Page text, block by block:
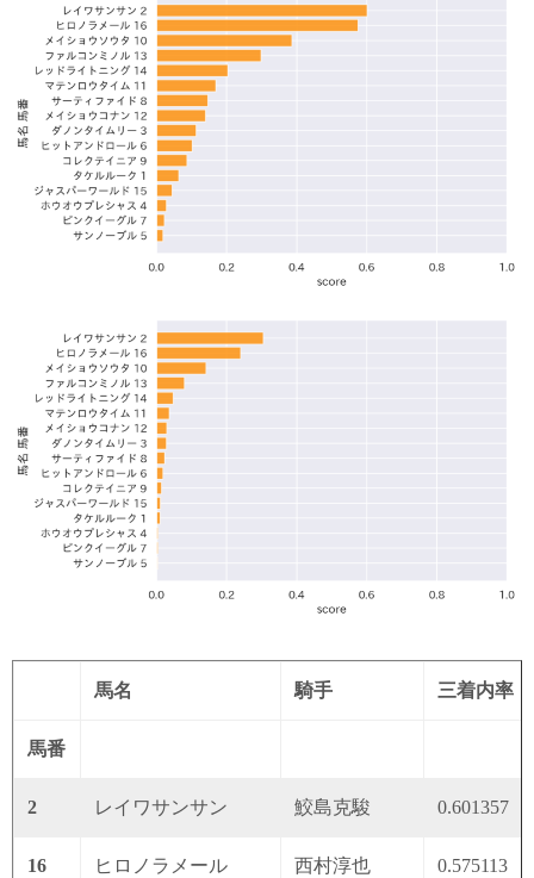
馬名 騎手 三着内率
馬番
2 レイワサンサン 鮫島克駿 0.601357
16 ヒロノラメール 西村淳也 0.575113